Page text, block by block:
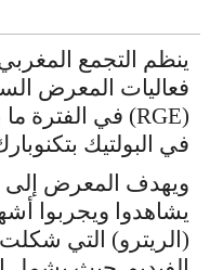
ينظم التجمع
فعاليات المعرض
(
RGE
في البولتيك
ويهدف المعرض إلى
يشاهدوا ويجربوا
(الريترو) التي شكلت